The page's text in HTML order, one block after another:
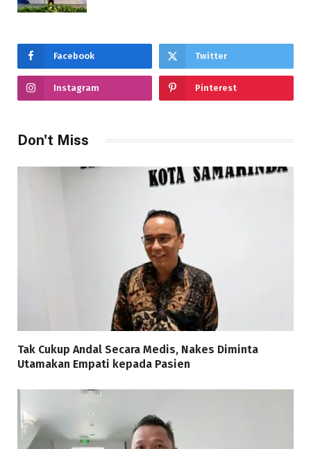
Facebook Twitter
Instagram Pinterest
Don't Miss
Tak Cukup Andal Secara Medis, Nakes Diminta
Utamakan Empati kepada Pasien